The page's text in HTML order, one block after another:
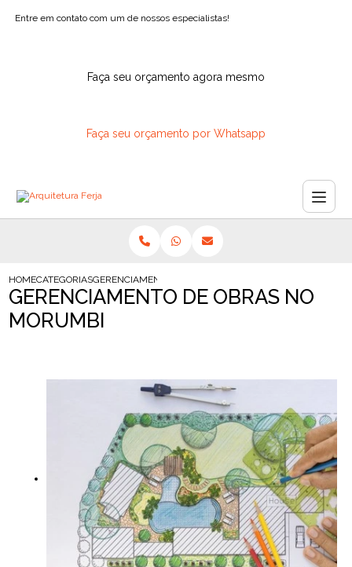
Entre em contato com um de nossos especialistas!
Faça seu orçamento agora mesmo
Faça seu orçamento por Whatsapp
HOMECATEGORIASGERENCIAMENTO OBRAS NO MORUMBI
GERENCIAMENTO DE OBRAS NO
MORUMBI